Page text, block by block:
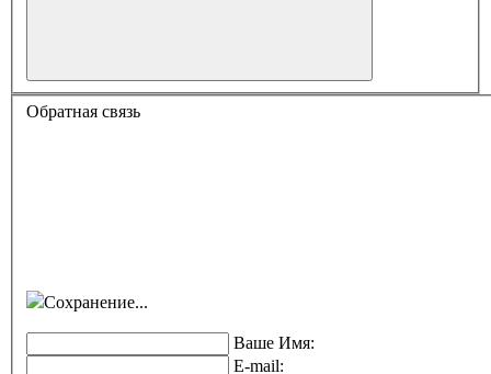
Обратная связь
Сохранение...
Ваше Имя:
E-mail: